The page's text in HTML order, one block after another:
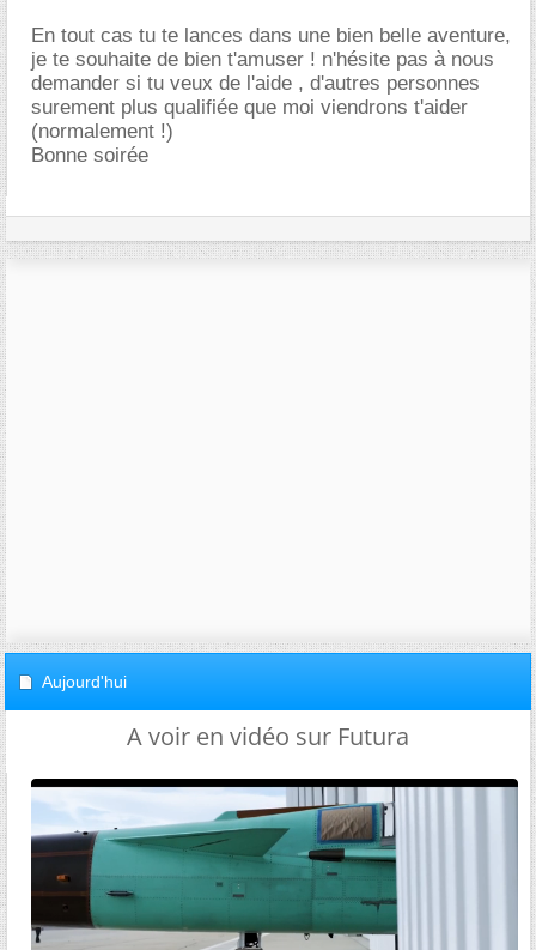
En tout cas tu te lances dans une bien belle aventure,
je te souhaite de bien t'amuser ! n'hésite pas à nous
demander si tu veux de l'aide , d'autres personnes
surement plus qualifiée que moi viendrons t'aider
(normalement !)
Bonne soirée
Aujourd'hui
A voir en vidéo sur Futura